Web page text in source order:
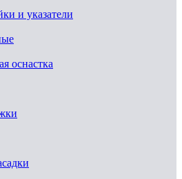
и указатели
оснастка